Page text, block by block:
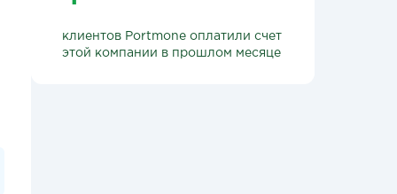
клиентов Portmone оплатили счет
этой компании в прошлом месяце